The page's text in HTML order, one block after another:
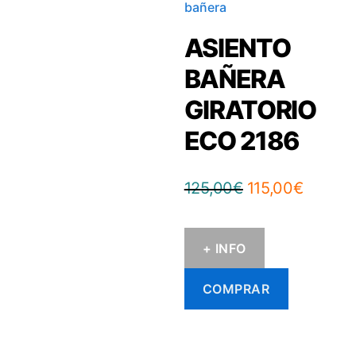
bañera
ASIENTO
BAÑERA
GIRATORIO
ECO 2186
125,00€ El
original
125,00€.
115,00€El
+ INFO
COMPRAR